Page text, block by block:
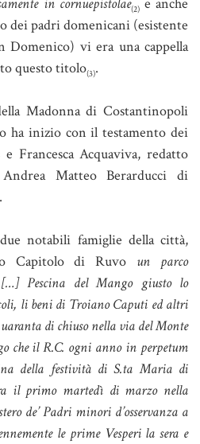
(2)
dei padri domenicani (esistente
Domenico) vi era una cappella
questo titolo(3).
Madonna di Costantinopoli
ha inizio con il testamento dei
Francesca Acquaviva, redatto
Matteo Berarducci di
notabili famiglie della città,
Capitolo di Ruvo un parco
Pescina del Mango giusto lo
li beni di Troiano Caputi ed altri
di chiuso nella via del Monte
che il R.C. ogni anno in perpetum
della festività di S.ta Maria di
il primo martedì di marzo nella
de’ Padri minori d’osservanza a
le prime Vesperi la sera e